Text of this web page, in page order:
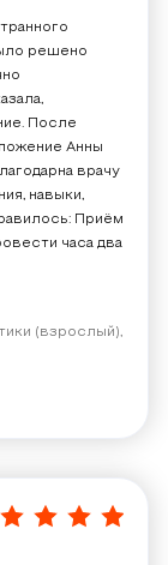
решено
После
Анны
врачу
навыки,
Приём
часа два
(взрослый),